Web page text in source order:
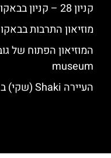
קניון 28 – קניון בבאקו שאסור לפספס
מוזיאון התרבות בבאקו
museum
העיירה Shaki (שקי) באזרבייג'ן